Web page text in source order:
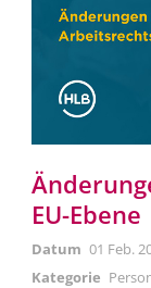
EU-Ebene
Datum 01 Feb.
Kategorie